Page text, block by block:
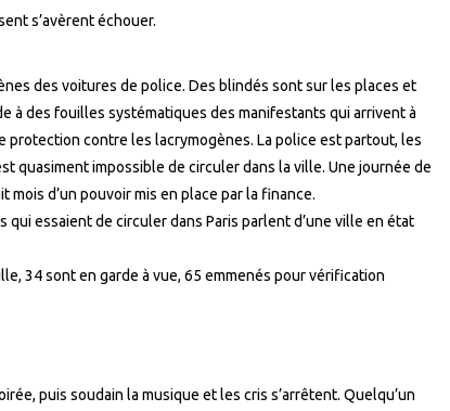
s’avèrent échouer.
des voitures de police. Des blindés sont sur les places et
à des fouilles systématiques des manifestants qui arrivent à
protection contre les lacrymogènes. La police est partout, les
quasiment impossible de circuler dans la ville. Une journée de
d’un pouvoir mis en place par la finance.
essaient de circuler dans Paris parlent d’une ville en état
34 sont en garde à vue, 65 emmenés pour vérification
puis soudain la musique et les cris s’arrêtent. Quelqu’un